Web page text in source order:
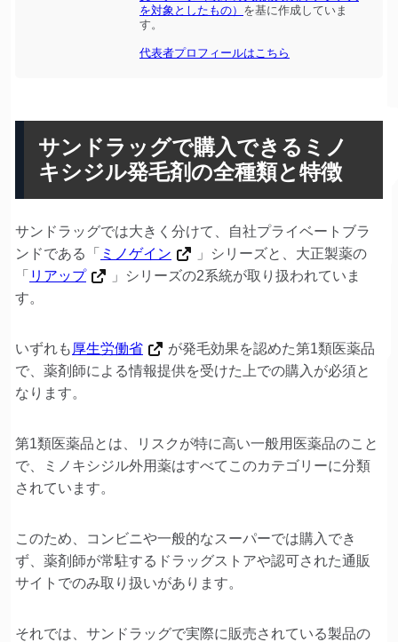
を対象としたもの） を基に作成していま
す。
代表者プロフィールはこちら
サンドラッグで購入できるミノ
キシジル発毛剤の全種類と特徴
サンドラッグでは大きく分けて、自社プライベートブラ
ンドである「 ミノゲイン
」シリーズと、大正製薬の
「 リアップ
」シリーズの2系統が取り扱われていま
す。
いずれも 厚生労働省
が発毛効果を認めた第1類医薬品
で、薬剤師による情報提供を受けた上での購入が必須と
なります。
第1類医薬品とは、リスクが特に高い一般用医薬品のこと
で、ミノキシジル外用薬はすべてこのカテゴリーに分類
されています。
このため、コンビニや一般的なスーパーでは購入でき
ず、薬剤師が常駐するドラッグストアや認可された通販
サイトでのみ取り扱いがあります。
それでは、サンドラッグで実際に販売されている製品の